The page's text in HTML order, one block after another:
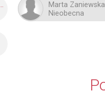
Katarzyna Wyderkiewicz
Marta Zaniewska
Nieobecna